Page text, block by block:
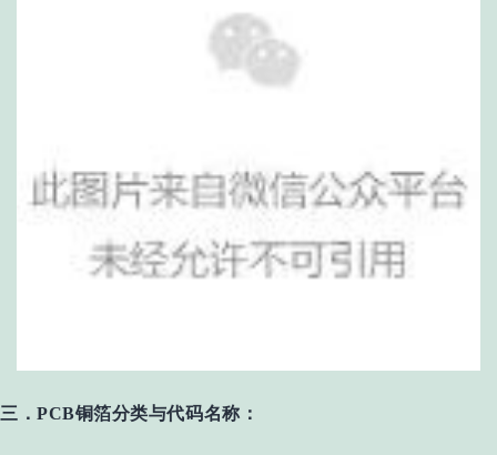
三．PCB铜箔分类与代码名称：